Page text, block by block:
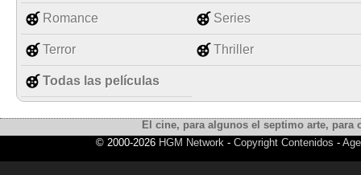
Romance Series
Terror Thriller
Todas las películas
El cine, para algunos el septimo arte,
© 2000-2026 HGM Network- Copyright Contenidos -